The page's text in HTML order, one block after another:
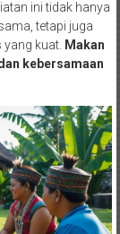
ini tidak hanya
tetapi juga
kuat. Makan
kebersamaan